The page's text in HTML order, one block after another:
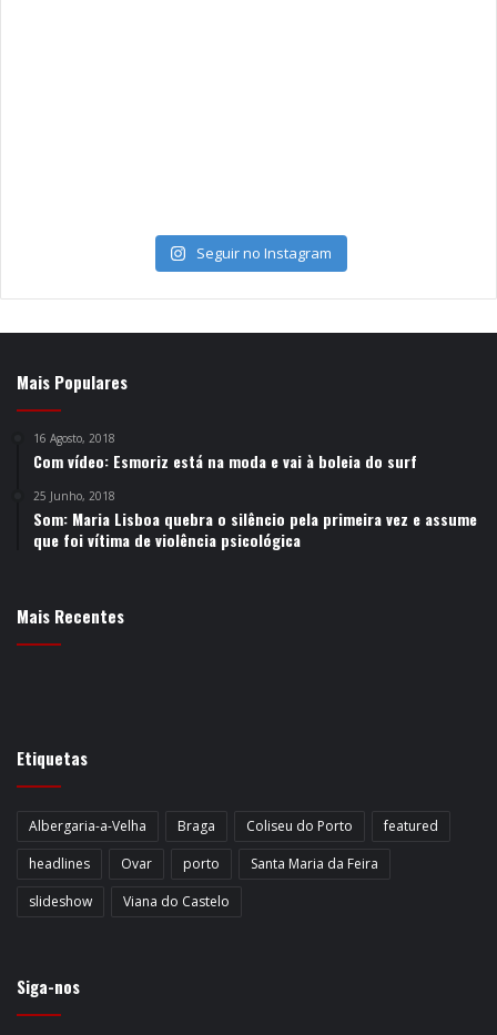
Seguir no Instagram
Mais Populares
16 Agosto, 2018
Com vídeo: Esmoriz está na moda e vai à boleia do surf
25 Junho, 2018
Som: Maria Lisboa quebra o silêncio pela primeira vez e assume
que foi vítima de violência psicológica
Mais Recentes
Etiquetas
Albergaria-a-Velha Braga Coliseu do Porto
featured
headlines
Ovar porto
Santa Maria da Feira
slideshow
Viana do Castelo
Siga-nos